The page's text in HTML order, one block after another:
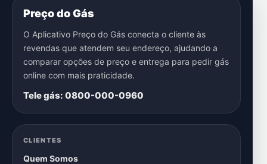
Preço do Gás
O Aplicativo Preço do Gás conecta o cliente às
revendas que atendem seu endereço, ajudando a
comparar opções de preço e entrega para pedir gás
online com mais praticidade.
Tele gás: 0800-000-0960
CLIENTES
Quem Somos